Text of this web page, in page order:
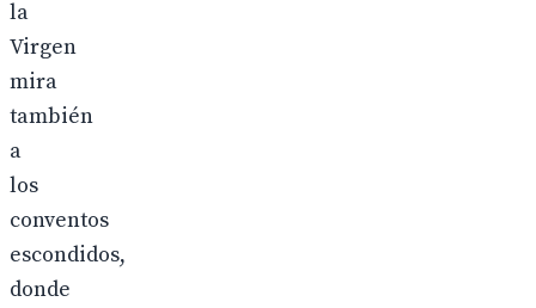
la
Virgen
mira
también
a
los
conventos
escondidos,
donde